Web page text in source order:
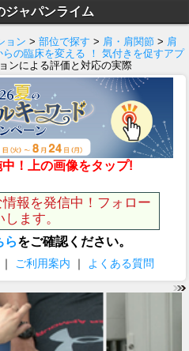
ジャパンライム
ョン > 部位で探す > 肩・肩関節 > 肩
の臨床を変える ！ 気付きを促すアプ
ンによる評価と対応の実際
中！上の画像をタップ!
報を発信中！フォロー
ます。
らをご確認ください。
｜ ご利用案内 ｜ よくある質問